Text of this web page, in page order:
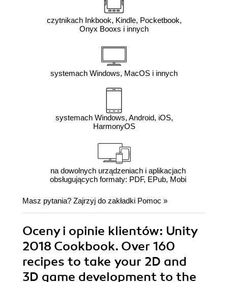
czytnikach Inkbook, Kindle, Pocketbook,
Onyx Booxs i innych
systemach Windows, MacOS i innych
systemach Windows, Android, iOS,
HarmonyOS
na dowolnych urządzeniach i aplikacjach
obsługujących formaty: PDF, EPub, Mobi
Masz pytania? Zajrzyj do zakładki Pomoc »
Oceny i opinie klientów: Unity
2018 Cookbook. Over 160
recipes to take your 2D and
3D game development to the